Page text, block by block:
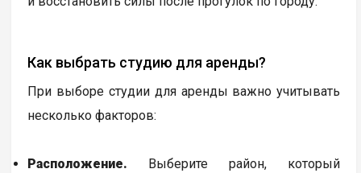
Как выбрать студию для аренды?
При выборе студии для аренды важно учитывать
несколько факторов:
Расположение. Выберите район, который